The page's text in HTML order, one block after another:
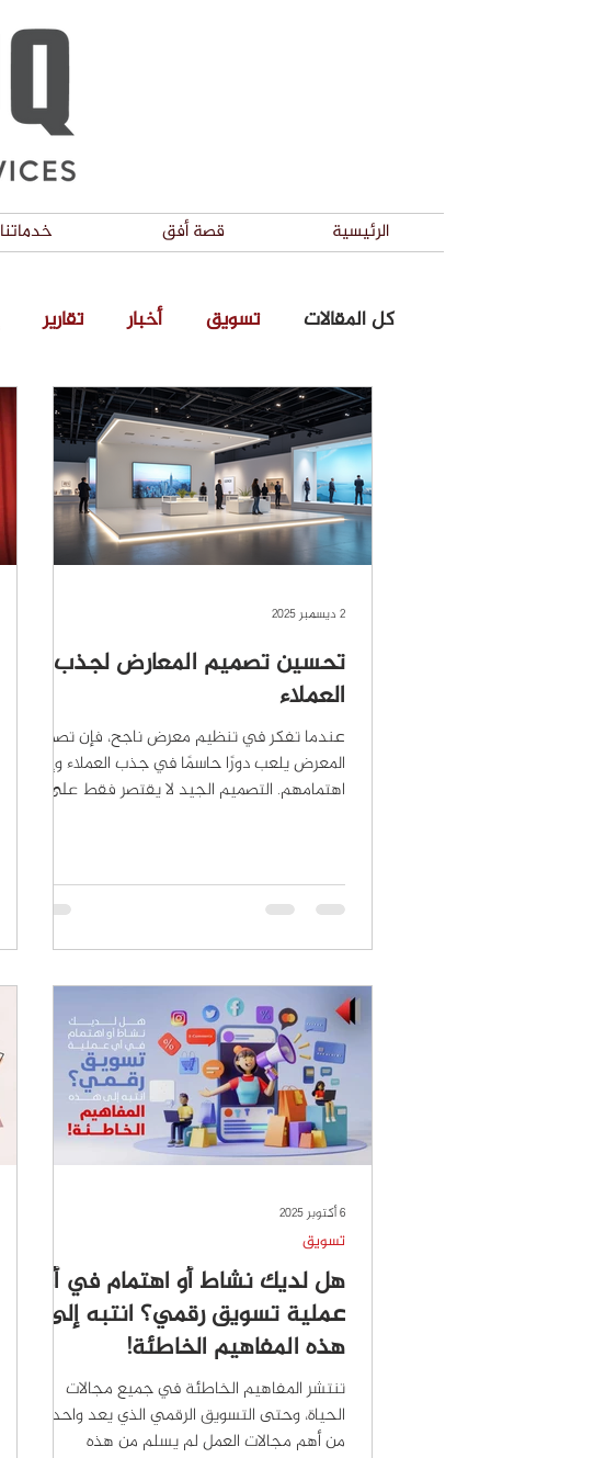
الرئيسية قصة أفق خدماتنا
كل المقالات تسويق أخبار تقارير
تحسين تصميم المعارض لجذب
العملاء
عندما تفكر في تنظيم معرض ناجح، فإن تصميم
المعرض يلعب دورًا حاسمًا في جذب العملاء وإثارة
اهتمامهم. التصميم الجيد لا يقتصر فقط على
العملاء وتزيد من فرص نجاحك. أهمية تصميم
معارض جذاب في جذب العملاء تصميم المعرض
عندما يكون التصميم جذابًا ومنظمًا، يشعر الزائر
بالراحة والرغبة
2 ديسمبر 2025
هل لديك نشاط أو اهتمام في أي
عملية تسويق رقمي؟ انتبه إلى
هذه المفاهيم الخاطئة!
تنتشر المفاهيم الخاطئة في جميع مجالات
الحياة، وحتى التسويق الرقمي الذي يعد واحداً
من أهم مجالات العمل لم يسلم من هذه
تسويق
6 أكتوبر 2025